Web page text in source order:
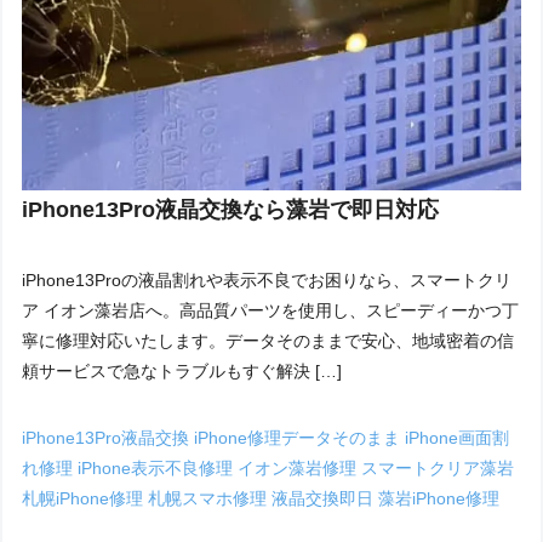
iPhone13Pro液晶交換なら藻岩で即日対応
iPhone13Proの液晶割れや表示不良でお困りなら、スマートクリ
ア イオン藻岩店へ。高品質パーツを使用し、スピーディーかつ丁
寧に修理対応いたします。データそのままで安心、地域密着の信
頼サービスで急なトラブルもすぐ解決 […]
iPhone13Pro液晶交換 iPhone修理データそのまま iPhone画面割
れ修理 iPhone表示不良修理 イオン藻岩修理 スマートクリア藻岩
札幌iPhone修理札幌スマホ修理液晶交換即日藻岩iPhone修理